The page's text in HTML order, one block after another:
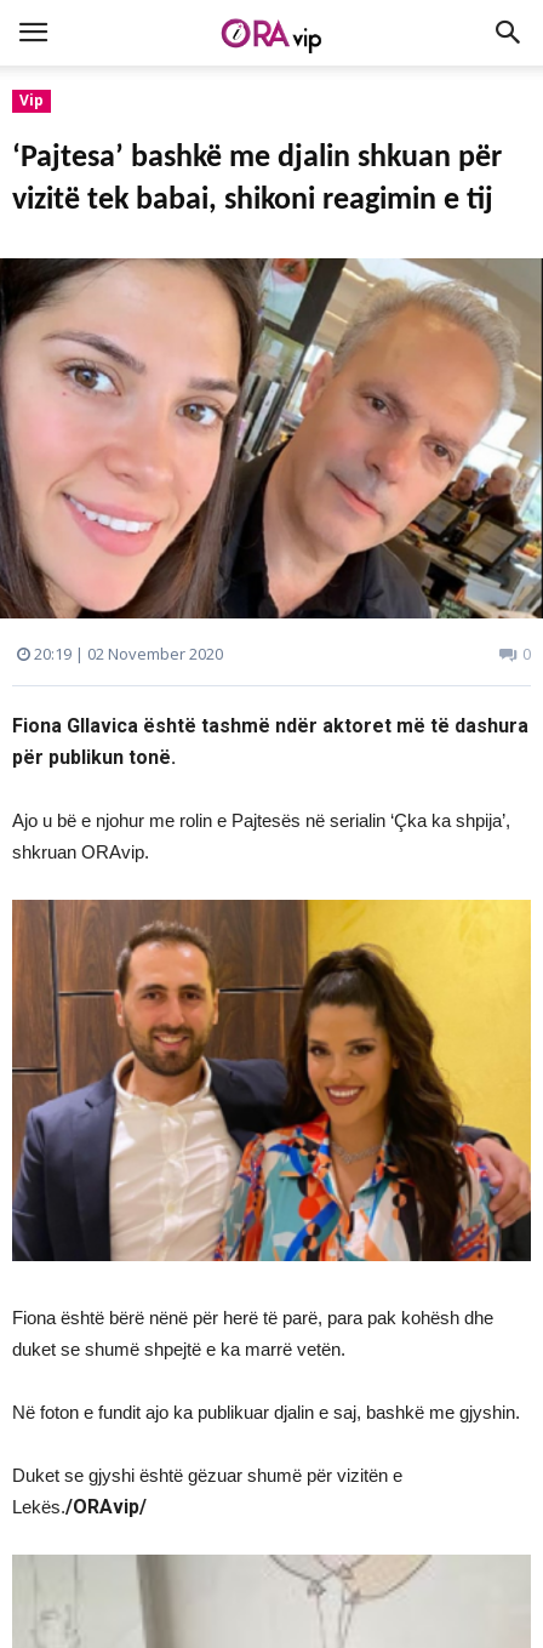
Vip
‘Pajtesa’ bashkë me djalin shkuan për
vizitë tek babai, shikoni reagimin e tij
20:19 | 02 November 2020 0
Fiona Gllavica është tashmë ndër aktoret më të dashura
për publikun tonë.
Ajo u bë e njohur me rolin e Pajtesës në serialin ‘Çka ka shpija’,
shkruan ORAvip.
Fiona është bërë nënë për herë të parë, para pak kohësh dhe
duket se shumë shpejtë e ka marrë vetën.
Në foton e fundit ajo ka publikuar djalin e saj, bashkë me gjyshin.
Duket se gjyshi është gëzuar shumë për vizitën e
Lekës./ORAvip/